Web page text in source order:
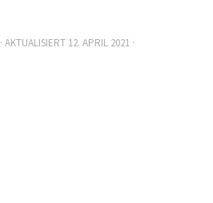
· AKTUALISIERT 12. APRIL 2021 ·